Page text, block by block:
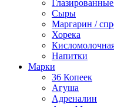
Сыры
Маргарин /
Хорека
Напитки
Марки
36 Копеек
Агуша
Адреналин